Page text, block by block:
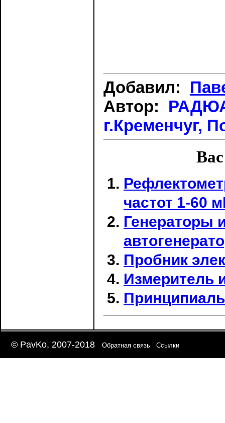
Добавил:
Автор:
г.Кременчуг,
частот 1-60
Генераторы
Пробник
Измеритель
© PavKo, 2007-2018 Обратная связь Ссылки